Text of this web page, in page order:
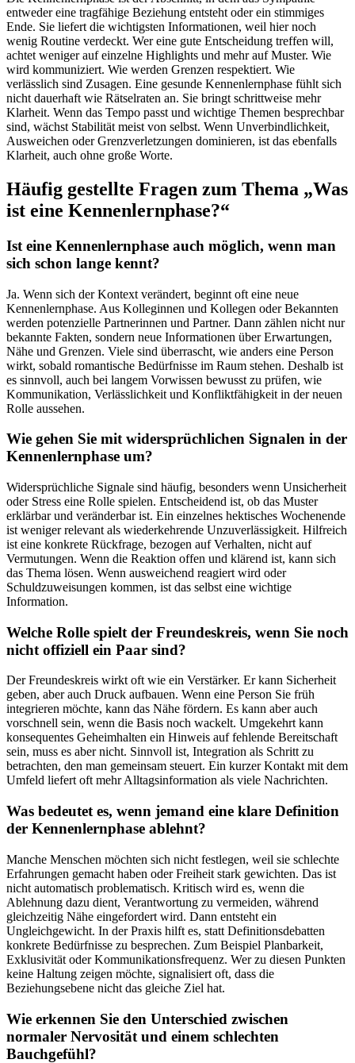
entweder eine tragfähige Beziehung entsteht oder ein stimmiges
Ende. Sie liefert die wichtigsten Informationen, weil hier noch
wenig Routine verdeckt. Wer eine gute Entscheidung treffen will,
achtet weniger auf einzelne Highlights und mehr auf Muster. Wie
wird kommuniziert. Wie werden Grenzen respektiert. Wie
verlässlich sind Zusagen. Eine gesunde Kennenlernphase fühlt sich
nicht dauerhaft wie Rätselraten an. Sie bringt schrittweise mehr
Klarheit. Wenn das Tempo passt und wichtige Themen besprechbar
sind, wächst Stabilität meist von selbst. Wenn Unverbindlichkeit,
Ausweichen oder Grenzverletzungen dominieren, ist das ebenfalls
Klarheit, auch ohne große Worte.
Häufig gestellte Fragen zum Thema „Was
ist eine Kennenlernphase?“
Ist eine Kennenlernphase auch möglich, wenn man
sich schon lange kennt?
Ja. Wenn sich der Kontext verändert, beginnt oft eine neue
Kennenlernphase. Aus Kolleginnen und Kollegen oder Bekannten
werden potenzielle Partnerinnen und Partner. Dann zählen nicht nur
bekannte Fakten, sondern neue Informationen über Erwartungen,
Nähe und Grenzen. Viele sind überrascht, wie anders eine Person
wirkt, sobald romantische Bedürfnisse im Raum stehen. Deshalb ist
es sinnvoll, auch bei langem Vorwissen bewusst zu prüfen, wie
Kommunikation, Verlässlichkeit und Konfliktfähigkeit in der neuen
Rolle aussehen.
Wie gehen Sie mit widersprüchlichen Signalen in der
Kennenlernphase um?
Widersprüchliche Signale sind häufig, besonders wenn Unsicherheit
oder Stress eine Rolle spielen. Entscheidend ist, ob das Muster
erklärbar und veränderbar ist. Ein einzelnes hektisches Wochenende
ist weniger relevant als wiederkehrende Unzuverlässigkeit. Hilfreich
ist eine konkrete Rückfrage, bezogen auf Verhalten, nicht auf
Vermutungen. Wenn die Reaktion offen und klärend ist, kann sich
das Thema lösen. Wenn ausweichend reagiert wird oder
Schuldzuweisungen kommen, ist das selbst eine wichtige
Information.
Welche Rolle spielt der Freundeskreis, wenn Sie noch
nicht offiziell ein Paar sind?
Der Freundeskreis wirkt oft wie ein Verstärker. Er kann Sicherheit
geben, aber auch Druck aufbauen. Wenn eine Person Sie früh
integrieren möchte, kann das Nähe fördern. Es kann aber auch
vorschnell sein, wenn die Basis noch wackelt. Umgekehrt kann
konsequentes Geheimhalten ein Hinweis auf fehlende Bereitschaft
sein, muss es aber nicht. Sinnvoll ist, Integration als Schritt zu
betrachten, den man gemeinsam steuert. Ein kurzer Kontakt mit dem
Umfeld liefert oft mehr Alltagsinformation als viele Nachrichten.
Was bedeutet es, wenn jemand eine klare Definition
der Kennenlernphase ablehnt?
Manche Menschen möchten sich nicht festlegen, weil sie schlechte
Erfahrungen gemacht haben oder Freiheit stark gewichten. Das ist
nicht automatisch problematisch. Kritisch wird es, wenn die
Ablehnung dazu dient, Verantwortung zu vermeiden, während
gleichzeitig Nähe eingefordert wird. Dann entsteht ein
Ungleichgewicht. In der Praxis hilft es, statt Definitionsdebatten
konkrete Bedürfnisse zu besprechen. Zum Beispiel Planbarkeit,
Exklusivität oder Kommunikationsfrequenz. Wer zu diesen Punkten
keine Haltung zeigen möchte, signalisiert oft, dass die
Beziehungsebene nicht das gleiche Ziel hat.
Wie erkennen Sie den Unterschied zwischen
normaler Nervosität und einem schlechten
Bauchgefühl?